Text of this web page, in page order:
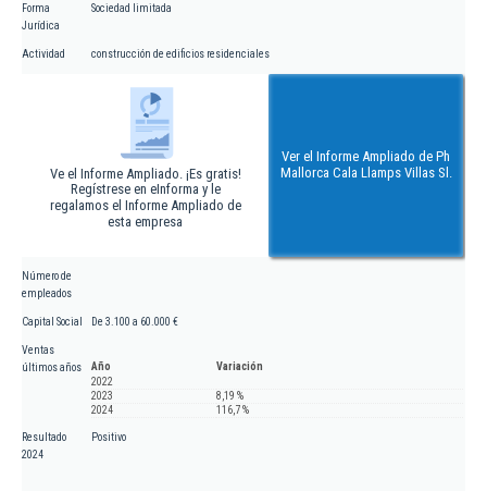
Forma
Jurídica
Sociedad limitada
Actividad construcción de edificios residenciales
Ve el Informe Ampliado. ¡Es gratis!
Regístrese en eInforma y le
regalamos el Informe Ampliado de
esta empresa
Ver el Informe Ampliado de Ph
Mallorca Cala Llamps Villas Sl.
Número de
empleados
Capital Social De 3.100 a 60.000 €
Ventas
últimos años
Año
Variación
2022
2023
8,19 %
2024
116,7 %
Resultado
2024
Positivo